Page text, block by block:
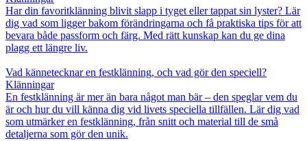
Har din favoritklänning blivit slapp i tyget eller tappat sin lyster? Lär
dig vad som ligger bakom förändringarna och få praktiska tips för att
bevara både passform och färg. Med rätt kunskap kan du ge dina
plagg ett längre liv.
Vad kännetecknar en festklänning, och vad gör den speciell?
Klänningar
En festklänning är mer än bara något man bär – den speglar vem du
är och hur du vill känna dig vid livets speciella tillfällen. Lär dig vad
som utmärker en festklänning, från snitt och material till de små
detaljerna som gör den unik.